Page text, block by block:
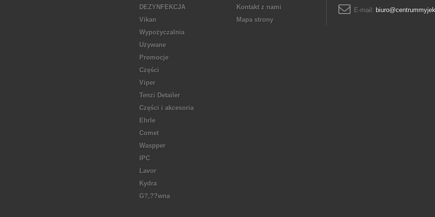
DEZYNFEKCJA
Vikan
Wypożyczalnia
Używane
Promocje
Części
Viper
Tenzi Detailer
Części i akcesoria
Ehrle
Comet
Waspper
IPC
Lavor
Kydra
G?‚??wna
Kontakt z nami
Mapa strony
E-mail: